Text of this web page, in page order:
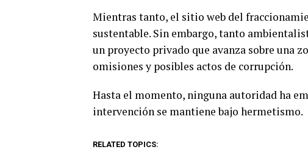
Mientras tanto, el sitio web del
sustentable. Sin embargo, tanto
un proyecto privado que avanza sobre una
omisiones y posibles actos de corrupción.
Hasta el momento, ninguna autoridad ha
intervención se mantiene bajo hermetismo.
RELATED TOPICS: